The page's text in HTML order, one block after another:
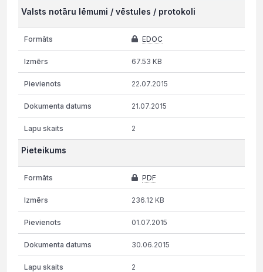
Valsts notāru lēmumi / vēstules / protokoli
EDOC
67.53 KB
22.07.2015
21.07.2015
2
Pieteikums
PDF
236.12 KB
01.07.2015
30.06.2015
2